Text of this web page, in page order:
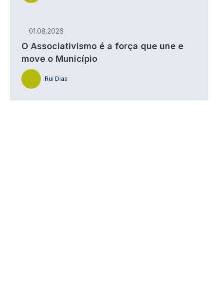
01.08.2026
O Associativismo é a força que une e
move o Município
Rui Dias